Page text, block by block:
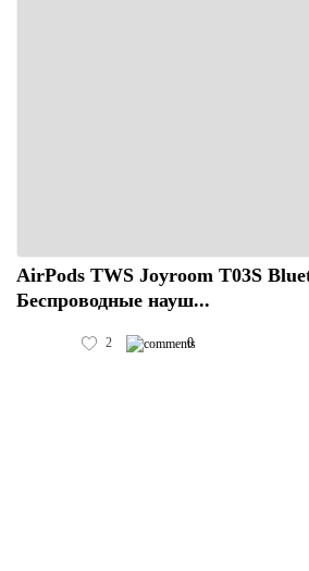
AirPods TWS Joyroom T03S
Беспроводные науш...
2 0